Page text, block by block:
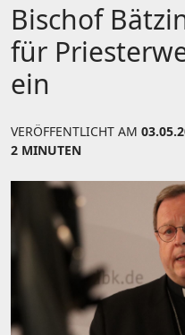
Bischof
für
ein
VERÖFFENTLICHT AM
2 MINUTEN